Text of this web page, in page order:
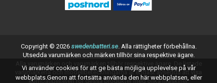
Copyright © 2026 swedenbatteri.se. Alla rättigheter förbehållna.
Utsedda varumärken och märken tillhör sina respektive ägare.
Alla varumärken och varumärken tillhör respektive ägare. De listade
varumärkena och modellbeteckningarna är endast avsedda att visa
kompatibiliteten för dessa produkter med olika maskiner.
Vi använder cookies för att ge bästa möjliga upplevelse på vår
webbplats.Genom att fortsätta använda den här webbplatsen, eller